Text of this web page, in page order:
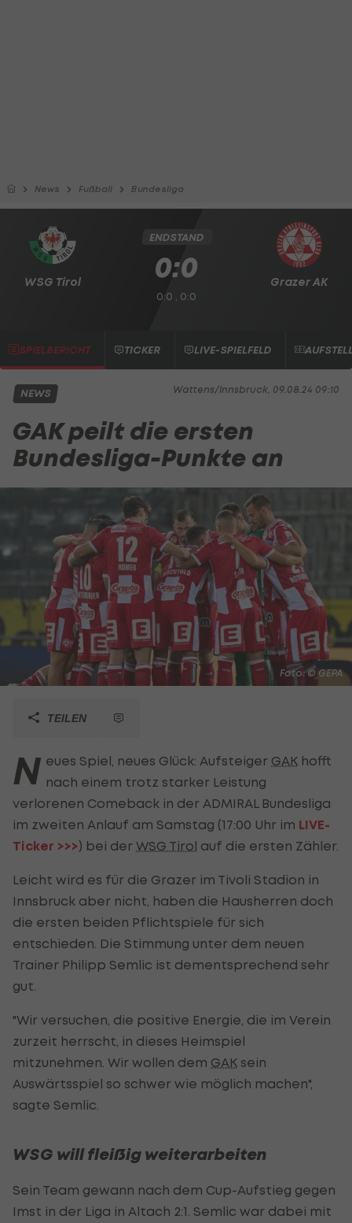
News Fußball Bundesliga
WSG Tirol Grazer AK
ENDSTAND
0:0
0:0 , 0:0
SPIELBERICHT TICKER LIVE-SPIELFELD
Wattens/Innsbruck, 09.08.24 09:10
NEWS
GAK peilt die ersten
Bundesliga-Punkte an
Foto: © GEPA
TEILEN
N eues Spiel, neues Glück: Aufsteiger GAK hofft
nach einem trotz starker Leistung
verlorenen Comeback in der ADMIRAL Bundesliga
im zweiten Anlauf am Samstag (17:00 Uhr im LIVE-
Ticker >>>) bei der WSG Tirol auf die ersten Zähler.
Leicht wird es für die Grazer im Tivoli Stadion in
Innsbruck aber nicht, haben die Hausherren doch
die ersten beiden Pflichtspiele für sich
entschieden. Die Stimmung unter dem neuen
Trainer Philipp Semlic ist dementsprechend sehr
gut.
"Wir versuchen, die positive Energie, die im Verein
zurzeit herrscht, in dieses Heimspiel
mitzunehmen. Wir wollen dem GAK sein
Auswärtsspiel so schwer wie möglich machen",
sagte Semlic.
WSG will fleißig weiterarbeiten
Sein Team gewann nach dem Cup-Aufstieg gegen
Imst in der Liga in Altach 2:1. Semlic war dabei mit